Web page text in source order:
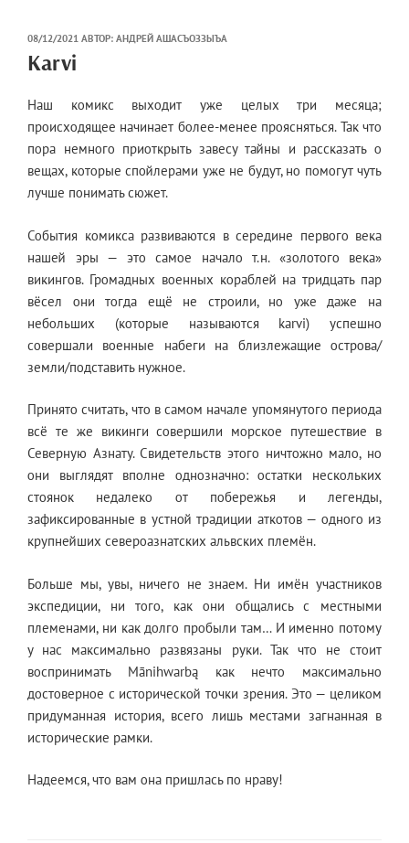
ОПУБЛИКОВАНО
08/12/2021 АВТОР: АНДРЕЙ АШАСЪОЗЗЫЪА
Karvi
Наш комикс выходит уже целых три месяца;
происходящее начинает более-менее проясняться. Так что
пора немного приоткрыть завесу тайны и рассказать о
вещах, которые спойлерами уже не будут, но помогут чуть
лучше понимать сюжет.
События комикса развиваются в середине первого века
нашей эры — это самое начало т.н. «золотого века»
викингов. Громадных военных кораблей на тридцать пар
вёсел они тогда ещё не строили, но уже даже на
небольших (которые называются karvi) успешно
совершали военные набеги на близлежащие острова/
земли/подставить нужное.
Принято считать, что в самом начале упомянутого периода
всё те же викинги совершили морское путешествие в
Северную Азнату. Свидетельств этого ничтожно мало, но
они выглядят вполне однозначно: остатки нескольких
стоянок недалеко от побережья и легенды,
зафиксированные в устной традиции аткотов — одного из
крупнейших североазнатских альвских племён.
Больше мы, увы, ничего не знаем. Ни имён участников
экспедиции, ни того, как они общались с местными
племенами, ни как долго пробыли там… И именно потому
у нас максимально развязаны руки. Так что не стоит
воспринимать Mānihwarbą как нечто максимально
достоверное с исторической точки зрения. Это — целиком
придуманная история, всего лишь местами загнанная в
исторические рамки.
Надеемся, что вам она пришлась по нраву!